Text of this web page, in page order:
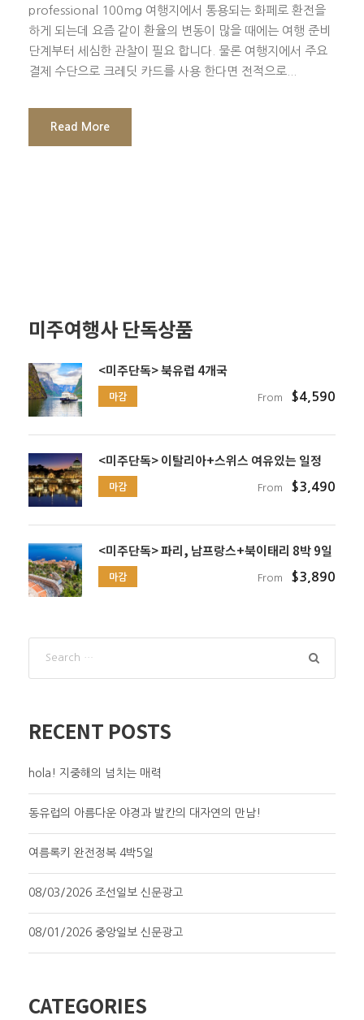
professional 100mg 여행지에서 통용되는 화페로 환전을
하게 되는데 요즘 같이 환율의 변동이 많을 때에는 여행 준비
단계부터 세심한 관찰이 필요 합니다. 물론 여행지에서 주요
결제 수단으로 크레딧 카드를 사용 한다면 전적으로...
Read More
미주여행사 단독상품
<미주단독> 북유럽 4개국
마감 From $4,590
<미주단독> 이탈리아+스위스 여유있는 일정
마감 From $3,490
<미주단독> 파리, 남프랑스+북이태리 8박 9일
마감 From $3,890
RECENT POSTS
hola! 지중해의 넘치는 매력
동유럽의 아름다운 야경과 발칸의 대자연의 만남!
여름록키 완전정복 4박5일
08/03/2026 조선일보 신문광고
08/01/2026 중앙일보 신문광고
CATEGORIES